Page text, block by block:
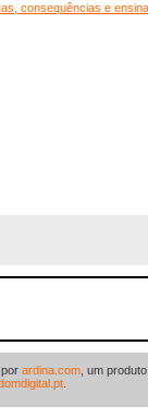
consequências e
ardina.com , um